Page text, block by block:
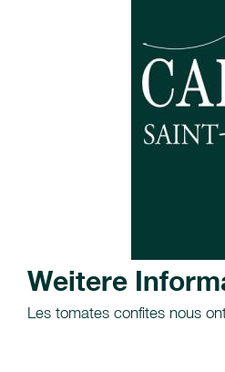
Weitere
Les tomates confites nous